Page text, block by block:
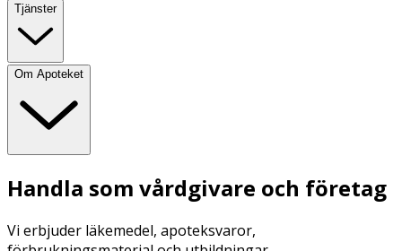
Tjänster
Om Apoteket
Handla som vårdgivare och företag
Vi erbjuder läkemedel, apoteksvaror,